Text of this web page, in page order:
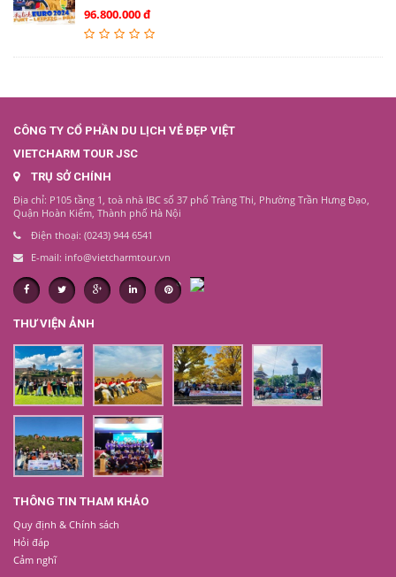
96.800.000 đ
CÔNG TY CỔ PHẦN DU LỊCH VẺ ĐẸP VIỆT
VIETCHARM TOUR JSC
TRỤ SỞ CHÍNH
Địa chỉ: P105 tầng 1, toà nhà IBC số 37 phố Tràng Thi, Phường Trần Hưng Đạo,
Quận Hoàn Kiếm, Thành phố Hà Nội
Điện thoại: (0243) 944 6541
E-mail: info@vietcharmtour.vn
THƯ VIỆN ẢNH
THÔNG TIN THAM KHẢO
Quy định & Chính sách
Hỏi đáp
Cảm nghĩ